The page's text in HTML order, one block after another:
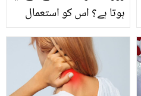
ہوتا ہے؟ اس کو استعمال
کرنے کے مختلف ایسے
طریقے جو آپ کو بھی
معلوم نہیں۔۔۔ جانیں اس
کے 7 زبردست فائدے